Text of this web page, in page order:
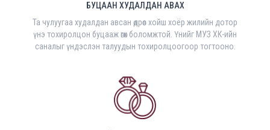
БУЦААН ХУДАЛДАН АВАХ
Та чулуугаа худалдан авсан өдрөөс хойш хоёр жилийн дотор
үнэ тохиролцон буцааж өгөх боломжтой. Үнийг МУЗ ХК-ийн
саналыг үндэслэн талуудын тохиролцоогоор тогтооно.